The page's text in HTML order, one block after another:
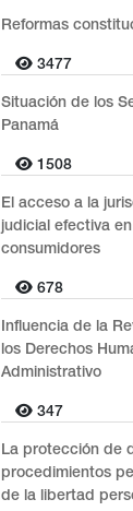
Reformas
3477
Situación de los
Panamá
1508
El acceso a la
judicial efectiva
consumidores
678
Influencia de la
los Derechos
Administrativo
347
La protección de
procedimientos
de la libertad